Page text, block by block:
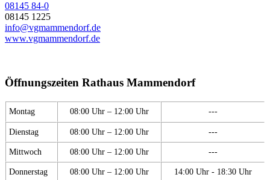
08145 84-0
08145 1225
info@vgmammendorf.de
www.vgmammendorf.de
Öffnungszeiten Rathaus Mammendorf
Montag 08:00 Uhr – 12:00 Uhr ---
Dienstag 08:00 Uhr – 12:00 Uhr ---
Mittwoch 08:00 Uhr – 12:00 Uhr ---
Donnerstag 08:00 Uhr – 12:00 Uhr 14:00 Uhr - 18:30 Uhr